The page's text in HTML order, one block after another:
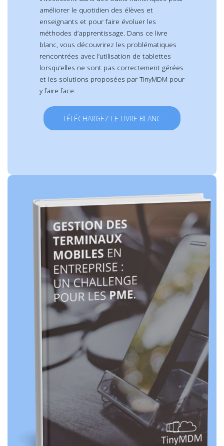
améliorer le quotidien des élèves et
enseignants et pour faire évoluer les
méthodes d’apprentissage. Dans ce livre
blanc, vous découvrirez les problématiques
rencontrées avec l’utilisation de tablettes
lorsqu’elles ne sont pas correctement gérées
et les solutions proposées par TinyMDM pour
y faire face.
TÉLÉCHARGEZ LE LIVRE BLANC